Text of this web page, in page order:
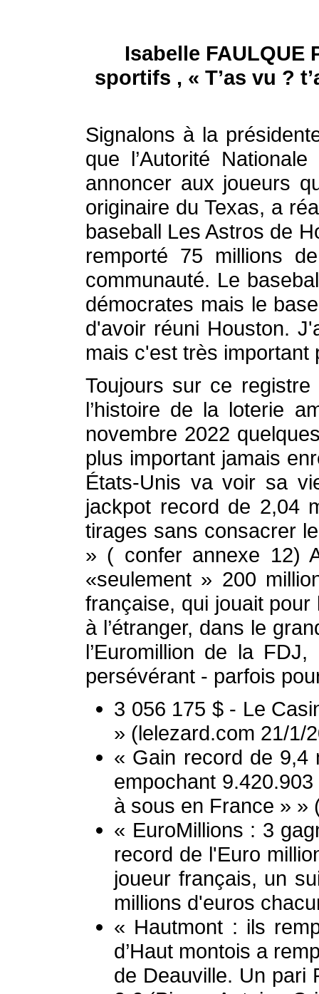
Isabelle FAULQUE
sportifs , « T’as vu ?
Signalons à la
que l’Autorité
annoncer aux joueurs
originaire du Texas, a
baseball Les Astros de
remporté 75 millions
communauté. Le
démocrates mais le
d'avoir réuni Houston.
mais c'est très important
Toujours sur ce
l’histoire de la loterie
novembre 2022
plus important jamais
États-Unis va voir sa
jackpot record de 2,04
tirages sans consacrer
» ( confer annexe 12)
«seulement » 200
française, qui jouait
à l’étranger, dans le
l’Euromillion de la
persévérant - parfois
3 056 175 $ - Le
» (lelezard.com 21/1/
« Gain record de 9,4
empochant
à sous en France » »
« EuroMillions : 3
record de l'Euro
joueur français, un
millions d'euros
« Hautmont : ils
d’Haut montois a
de Deauville. Un pari